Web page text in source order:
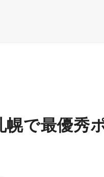
で最優秀